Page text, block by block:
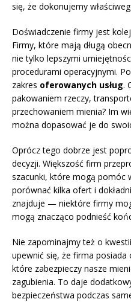
się, że dokonujemy
Doświadczenie firmy jest
Firmy, które mają długą
nie tylko lepszymi
procedurami operacyjnymi.
zakres oferowanych usług.
pakowaniem rzeczy,
przechowaniem mienia? Im
można dopasować je do
Oprócz tego dobrze jest
decyzji. Większość firm
szacunki, które mogą pomóc
porównać kilka ofert i
znajduje — niektóre firmy
mogą znacząco podnieść
Nie zapominajmy też o
upewnić się, że firma posiada
które zabezpieczy nasze
zagubienia. To daje
bezpieczeństwa podczas